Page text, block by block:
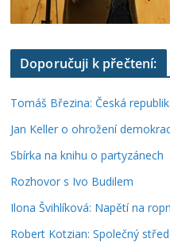
Doporučuji k přečtení:
Tomáš Březina: Česká
Jan Keller o ohrožení
Sbírka na knihu o partyzánech
Rozhovor s Ivo Budilem
Ilona Švihlíková: Napětí na
Robert Kotzian: Společný